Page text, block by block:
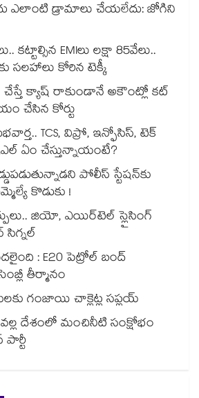
ఎలాంటి డ్రామాలు చేయలేదు: జోగిని
కట్టాల్సిన EMIలు లక్షా 85వేలు..
సలహాలు కోరిన టెక్కీ
చేస్తే క్యాష్ రాకుండానే అకౌంట్లో కట్
చేసిన కోర్టు
TCS, విప్రో, ఇన్ఫోసిస్, టెక్
ఏం చేస్తున్నాయంటే?
పోలీస్ స్టేషన్⁪కు
కొడుకు !
జియో, ఎయిర్‌టెల్ స్లైసింగ్
సిగ్నల్
: E20 పెట్రోల్ బంద్
తీర్మానం
గంజాయి చాక్లెట్ల సప్లయ్
దేశంలో మంచినీటి సంక్షోభం